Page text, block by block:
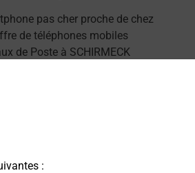
:
pas cher proche de chez
de téléphones mobiles
de Poste à SCHIRMECK